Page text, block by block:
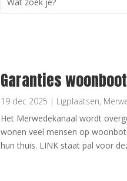
Garanties
19 dec 2025 | Ligplaatsen,
Het Merwedekanaal wordt
wonen veel mensen op
hun thuis. LINK staat pal voor